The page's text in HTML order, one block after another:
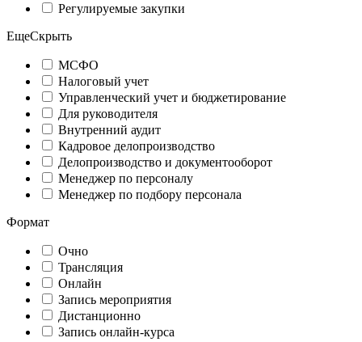
Регулируемые закупки
ЕщеСкрыть
МСФО
Налоговый учет
Управленческий учет и бюджетирование
Для руководителя
Внутренний аудит
Кадровое делопроизводство
Делопроизводство и документооборот
Менеджер по персоналу
Менеджер по подбору персонала
Формат
Очно
Трансляция
Онлайн
Запись мероприятия
Дистанционно
Запись онлайн-курса